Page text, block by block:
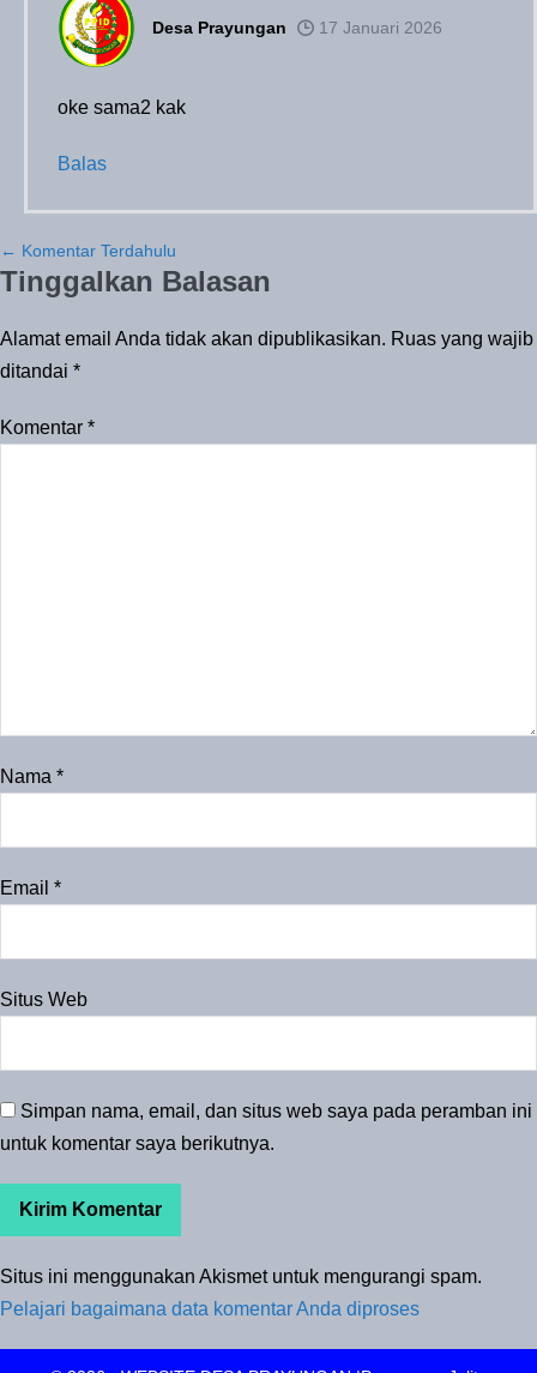
Desa Prayungan 17 Januari 2026
oke sama2 kak
Balas
Navigasi
Komentar
← Komentar Terdahulu
Tinggalkan Balasan
Alamat email Anda tidak akan dipublikasikan. Ruas yang wajib
ditandai *
Komentar *
Nama *
Email *
Situs Web
Simpan nama, email, dan situs web saya pada peramban ini
untuk komentar saya berikutnya.
Situs ini menggunakan Akismet untuk mengurangi spam.
Pelajari bagaimana data komentar Anda diproses